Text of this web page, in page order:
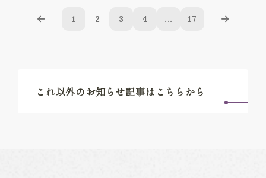
1 2 3 4 ... 17
これ以外のお知らせ記事はこちらから